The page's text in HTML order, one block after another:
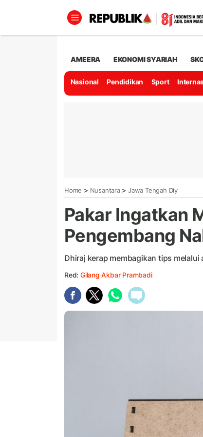
AMEERA EKONOMI SYARIAH
Nasional Pendidikan Sport
Home > Nusantara> Jawa Tengah Diy
Pakar Ingatkan
Pengembang
Dhiraj kerap membagikan tips
Red: Gilang Akbar Prambadi